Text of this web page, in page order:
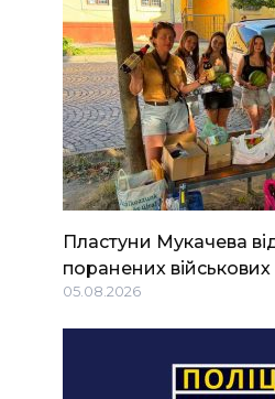
Пластуни Мукачева
поранених військових
05.08.2026